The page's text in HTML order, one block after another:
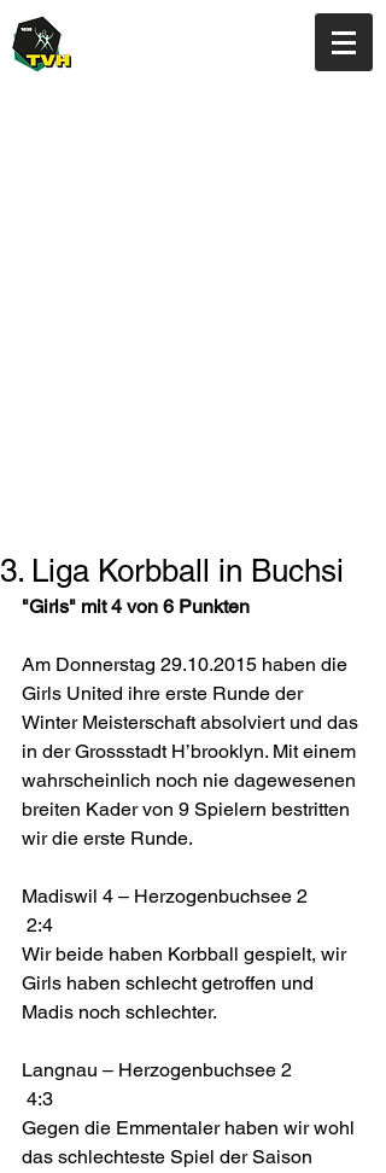
3. Liga Korbball in Buchsi
"Girls" mit 4 von 6 Punkten
Am Donnerstag 29.10.2015 haben die
Girls United ihre erste Runde der
Winter Meisterschaft absolviert und das
in der Grossstadt H’brooklyn. Mit einem
wahrscheinlich noch nie dagewesenen
breiten Kader von 9 Spielern bestritten
wir die erste Runde.
Madiswil 4 – Herzogenbuchsee 2
2:4
Wir beide haben Korbball gespielt, wir
Girls haben schlecht getroffen und
Madis noch schlechter.
Langnau – Herzogenbuchsee 2
4:3
Gegen die Emmentaler haben wir wohl
das schlechteste Spiel der Saison